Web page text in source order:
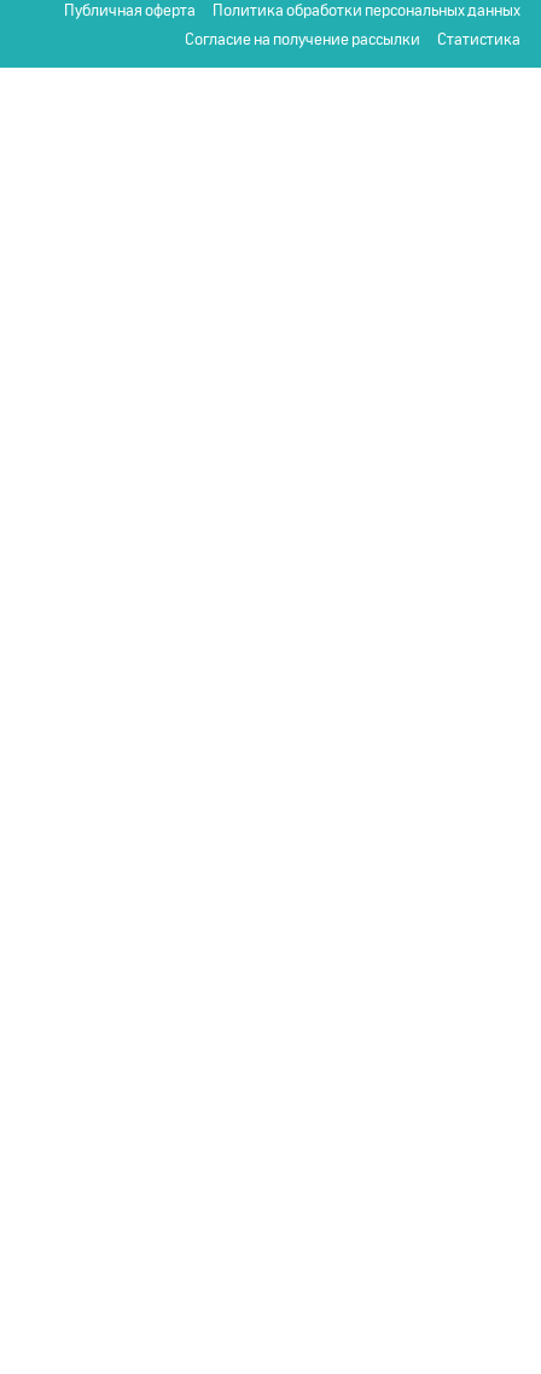
Публичная оферта
Политика обработки персональных данных
Согласие на получение рассылки
Статистика